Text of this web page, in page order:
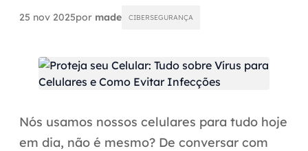
Agentes de IA
Aceleradores de IA
Automação inteligente
Integração de IA
25 nov 2025por made CIBERSEGURANÇA
Nós usamos nossos celulares para tudo hoje
em dia, não é mesmo? De conversar com